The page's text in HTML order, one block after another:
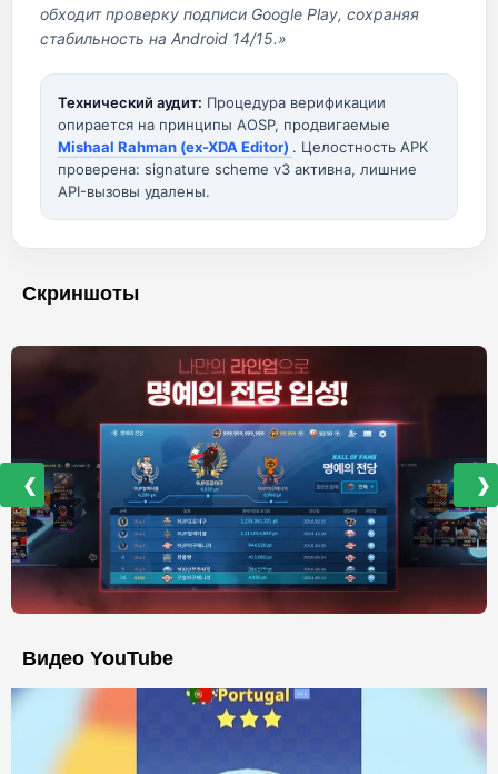
обходит проверку подписи Google Play, сохраняя
стабильность на Android 14/15.»
Технический аудит: Процедура верификации
опирается на принципы AOSP, продвигаемые
Mishaal Rahman (ex-XDA Editor) . Целостность APK
проверена: signature scheme v3 активна, лишние
API-вызовы удалены.
Скриншоты
❮ ❯
Видео YouTube